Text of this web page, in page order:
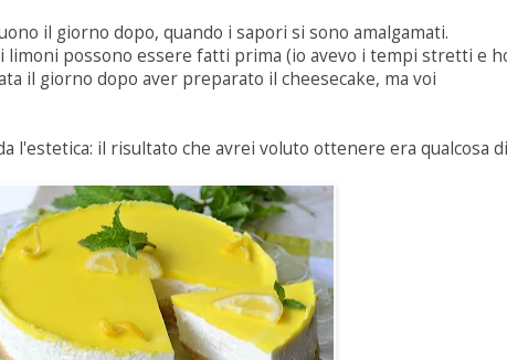
il giorno dopo, quando i sapori si sono amalgamati.
limoni possono essere fatti prima (io avevo i tempi stretti e
il giorno dopo aver preparato il cheesecake, ma voi
l'estetica: il risultato che avrei voluto ottenere era qualcosa di